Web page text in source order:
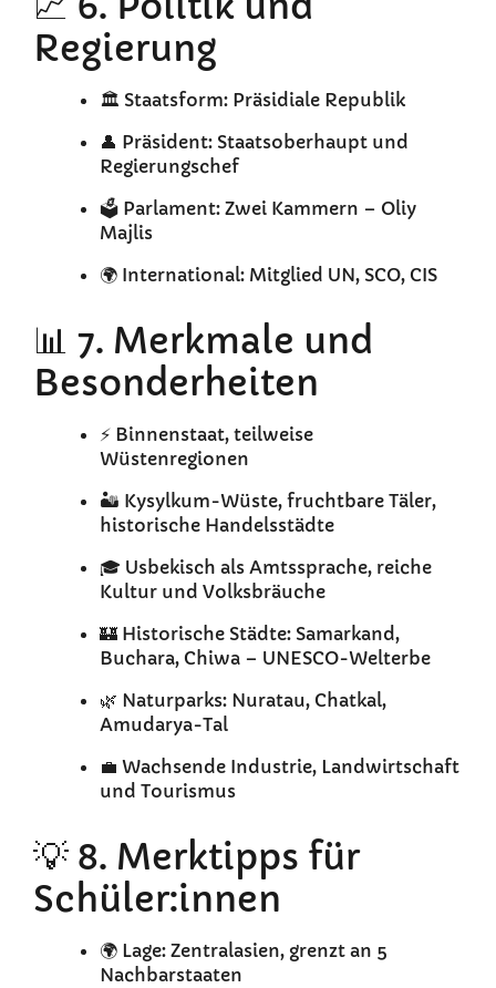
Regierung
🏛️ Staatsform: Präsidiale Republik
👤 Präsident: Staatsoberhaupt und
Regierungschef
🗳️ Parlament: Zwei Kammern – Oliy
Majlis
🌍 International: Mitglied UN, SCO, CIS
📊 7. Merkmale und
Besonderheiten
⚡ Binnenstaat, teilweise
Wüstenregionen
🏜️ Kysylkum-Wüste, fruchtbare Täler,
historische Handelsstädte
🎓 Usbekisch als Amtssprache, reiche
Kultur und Volksbräuche
🏰 Historische Städte: Samarkand,
Buchara, Chiwa – UNESCO-Welterbe
🌿 Naturparks: Nuratau, Chatkal,
Amudarya-Tal
💼 Wachsende Industrie, Landwirtschaft
und Tourismus
💡 8. Merktipps für
Schüler:innen
🌍 Lage: Zentralasien, grenzt an 5
Nachbarstaaten